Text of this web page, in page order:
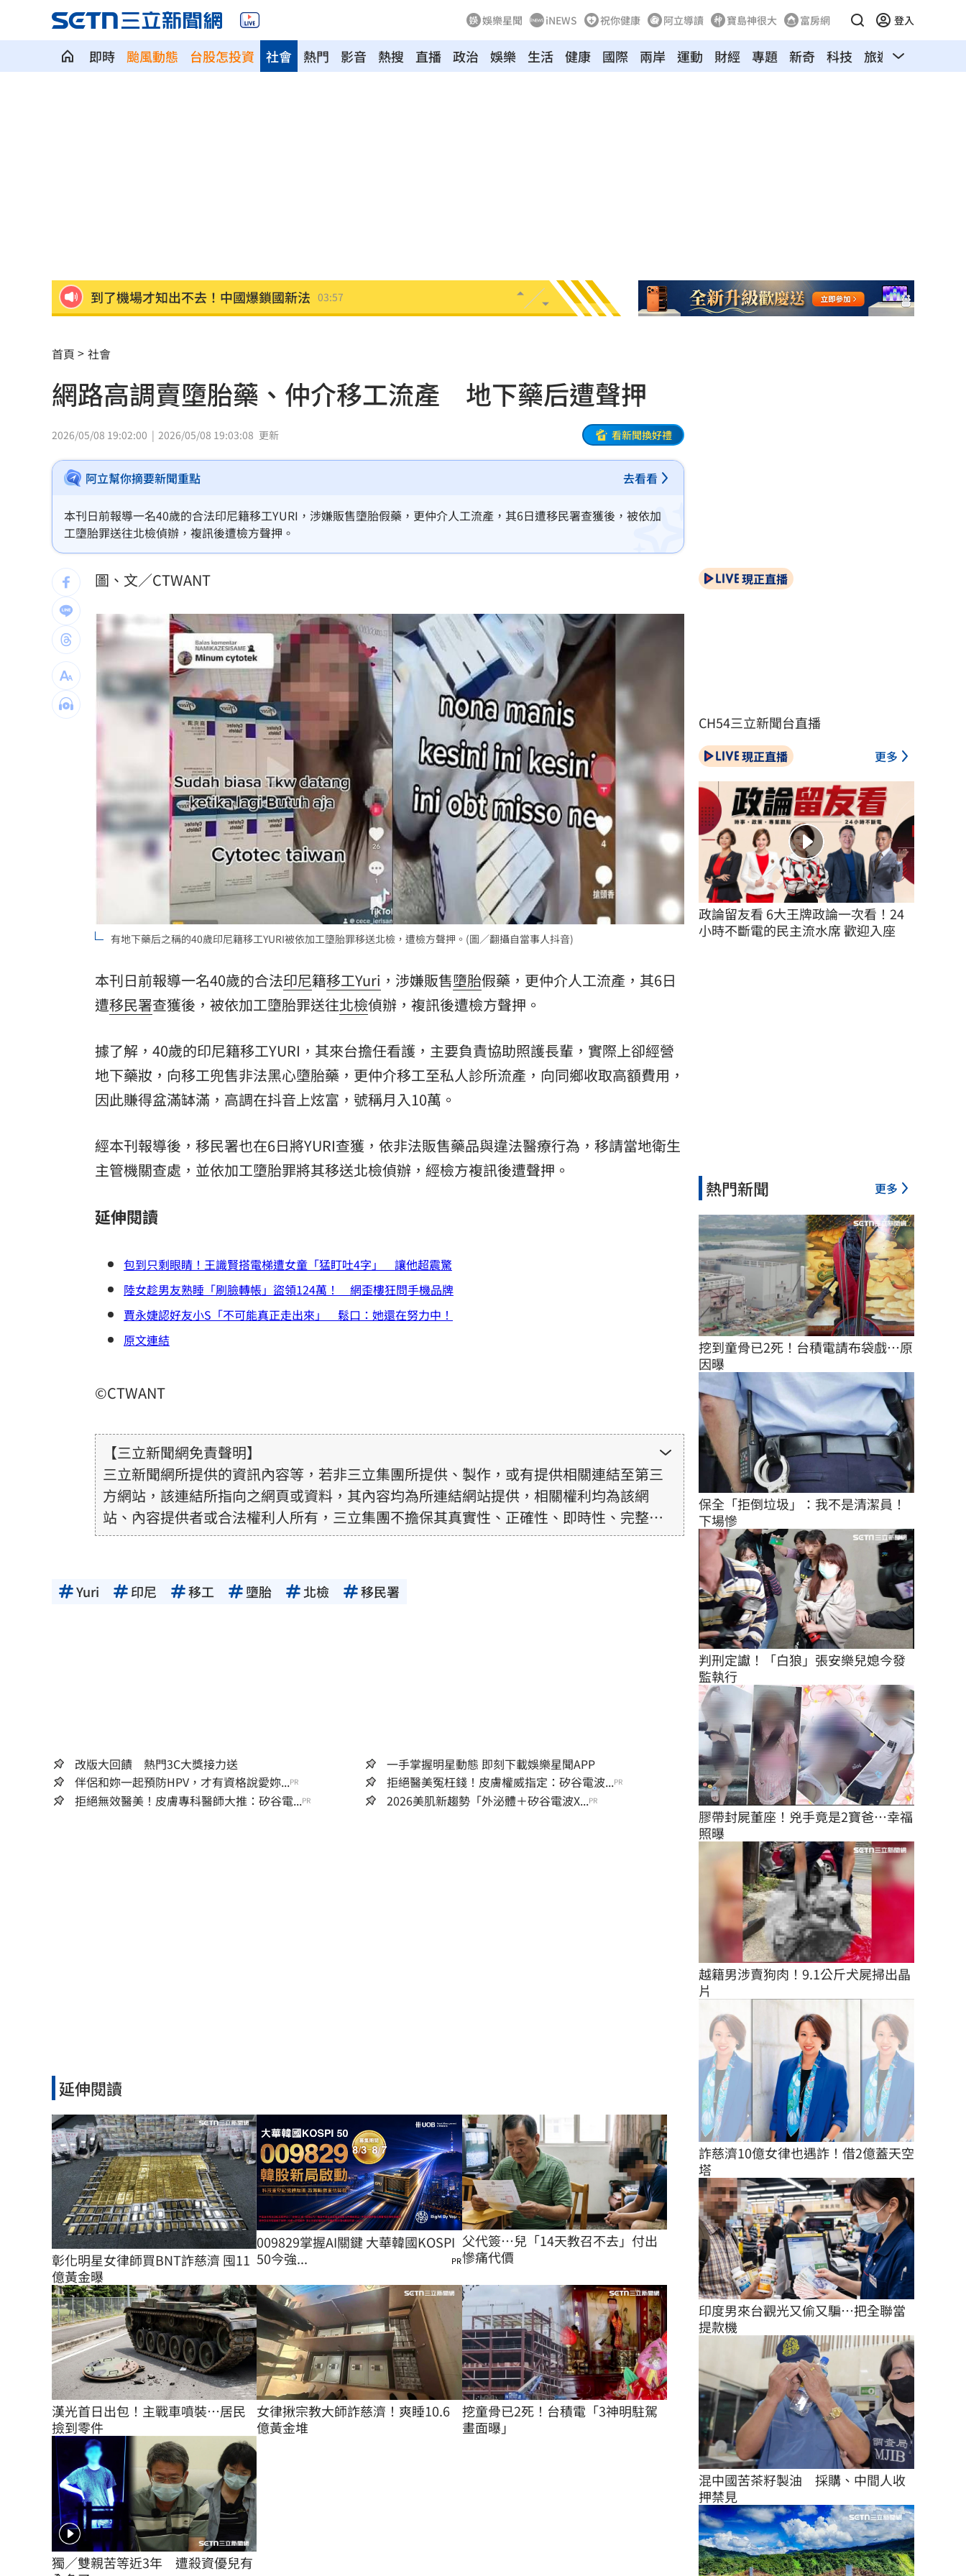
娛樂星聞 iNEWS 祝你健康 阿立導讀 寶島神很大 富房網 登入
即時 颱風動態 台股怎投資 熱門 影音 熱搜 直播 政治
社會 娛樂 生活 健康 國際 兩岸 運動 財經 專題 新奇 科技 旅遊 汽車
7年前遭譏傻逼！他逆襲超車中國前首富 03:10
記憶體產能全被大廠包下 驚人漲價潮來襲
北美訂單補爆 聯發科小金雞EPS至27.12元 02:30
AI和你讀的不同！實測《時代》驚揭1真相
這大廠三支柱到位 全年EPS上看5.68元 02:00
它躋身美禁令受惠者 上半年EPS衝2.58元
台股收復44000點大關 2關鍵看AI產業發展 01:13
他見搶案挺身相救遭圍毆亡！嫌犯最小12歲 01:10
扣款人數狂增4成 國泰小龍基金布局曝光 01:05
車是我的、油也是我的 睡車竟被收住宿費 01:04
24歲存款破百萬！她公開致富關鍵：超孝順
台灣彩券開獎直播中 20:31
LIVE三立+24小時直播 15:27
三立iNEWS新聞台線上直播 18:00
理想混蛋號召粉絲跨海追星吃美食！ 18:15
首頁 社會
網路高調賣墮胎藥、仲介移工流產 地下藥后遭聲押
2026/05/08 19:02:00 2026/05/08 19:03:08 更新 看新聞換好禮
阿立幫你摘要新聞重點 去看看
本刊日前報導一名40歲的合法印尼籍移工YURI，涉嫌販售墮胎假藥，更仲介人工流產，其6日遭移民署查獲後，被依加
工墮胎罪送往北檢偵辦，複訊後遭檢方聲押。
圖、文／CTWANT
有地下藥后之稱的40歲印尼籍移工YURI被依加工墮胎罪移送北檢，遭檢方聲押。(圖／翻攝自當事人抖音)
本刊日前報導一名40歲的合法印尼籍移工Yuri ，涉嫌販售墮胎假藥，更仲介人工流產，其6日
遭移民署查獲後，被依加工墮胎罪送往北檢偵辦，複訊後遭檢方聲押。
據了解，40歲的印尼籍移工YURI，其來台擔任看護，主要負責協助照護長輩，實際上卻經營
地下藥妝，向移工兜售非法黑心墮胎藥，更仲介移工至私人診所流產，向同鄉收取高額費用，
因此賺得盆滿缽滿，高調在抖音上炫富，號稱月入10萬。
經本刊報導後，移民署也在6日將YURI查獲，依非法販售藥品與違法醫療行為，移請當地衛生
主管機關查處，並依加工墮胎罪將其移送北檢偵辦，經檢方複訊後遭聲押。
延伸閱讀
包到只剩眼睛！王識賢搭電梯遭女童「猛盯吐4字」 讓他超震驚
陸女趁男友熟睡「刷臉轉帳」盜領124萬！ 網歪樓狂問手機品牌
賈永婕認好友小S「不可能真正走出來」 鬆口：她還在努力中！
原文連結
©CTWANT
【三立新聞網免責聲明】
三立新聞網所提供的資訊內容等，若非三立集團所提供、製作，或有提供相關連結至第三
方網站，該連結所指向之網頁或資料，其內容均為所連結網站提供，相關權利均為該網
站、內容提供者或合法權利人所有，三立集團不擔保其真實性、正確性、即時性、完整性
或合法性。三立新聞網所提供的資訊內容，若其著作權不屬於三立集團所有，使用者未取
用者自負全責。
Yuri 印尼 移工 墮胎 北檢 移民署
改版大回饋 熱門3C大獎接力送
一手掌握明星動態 即刻下載娛樂星聞APP
伴侶和妳一起預防HPV，才有資格說愛妳...PR 拒絕醫美冤枉錢！皮膚權威指定：矽谷電波...PR
拒絕無效醫美！皮膚專科醫師大推：矽谷電...PR 2026美肌新趨勢「外泌體＋矽谷電波X...PR
延伸閱讀
彰化明星女律師買BNT詐慈濟 囤11
億黃金曝
009829掌握AI關鍵 大華韓國KOSPI
50今強...
PR
父代簽…兒「14天教召不去」付出
慘痛代價
漢光首日出包！主戰車噴裝…居民
撿到零件
女律揪宗教大師詐慈濟！爽睡10.6
億黃金堆
挖童骨已2死！台積電「3神明駐駕
畫面曝」
獨／雙親苦等近3年　遭殺資優兒有
現正直播
CH54三立新聞台直播
現正直播 更多
政論留友看 6大王牌政論一次看！24
小時不斷電的民主流水席 歡迎入座
熱門新聞 更多
挖到童骨已2死！台積電請布袋戲…原
因曝
保全「拒倒垃圾」：我不是清潔員！
下場慘
判刑定讞！「白狼」張安樂兒媳今發
監執行
膠帶封屍董座！兇手竟是2寶爸…幸福
照曝
越籍男涉賣狗肉！9.1公斤犬屍掃出晶
片
詐慈濟10億女律也遇詐！借2億蓋天空
塔
印度男來台觀光又偷又騙…把全聯當
提款機
混中國苦茶籽製油　採購、中間人收
押禁見